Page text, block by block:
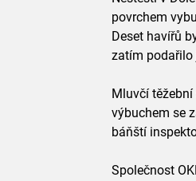
povrchem
Deset havířů
zatím podařilo
Mluvčí těžební
výbuchem se
báňští
Společnost